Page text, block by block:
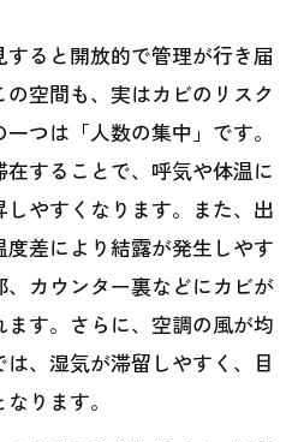
ると開放的で管理が行き届
空間も、実はカビのリスク
つは「人数の集中」です。
することで、呼気や体温に
やすくなります。また、出
差により結露が発生しやす
、カウンター裏などにカビが
す。さらに、空調の風が均
、湿気が滞留しやすく、目
ります。